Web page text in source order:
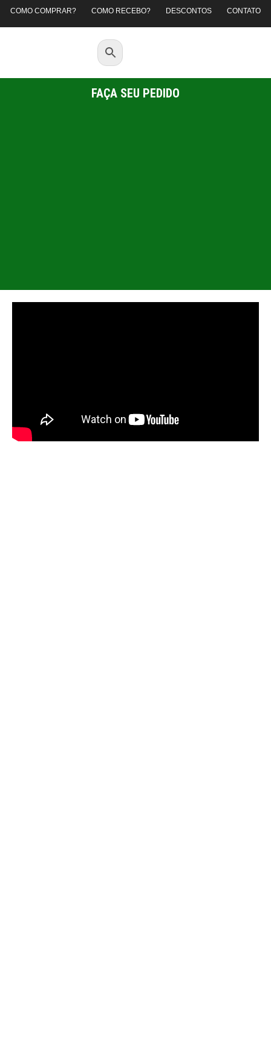
COMO COMPRAR? COMO RECEBO? DESCONTOS CONTATO
FAÇA SEU PEDIDO